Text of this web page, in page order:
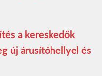
a kereskedők
új árusítóhellyel és